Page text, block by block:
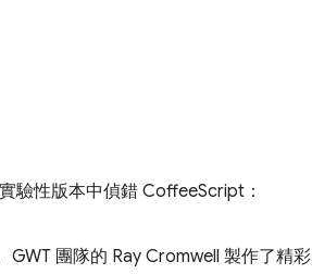
驗性版本中偵錯 CoffeeScript：
GWT 團隊的 Ray Cromwell 製作了精